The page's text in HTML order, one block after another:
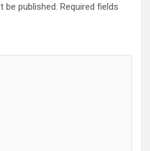
be published. Required fields